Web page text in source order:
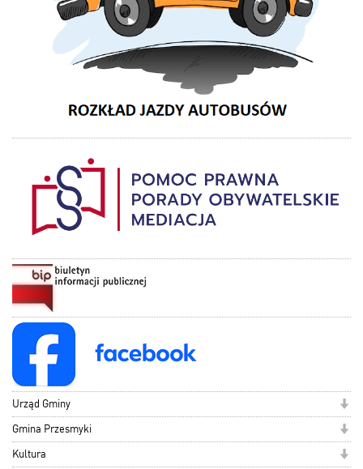
Urząd Gminy
Gmina Przesmyki
Kultura